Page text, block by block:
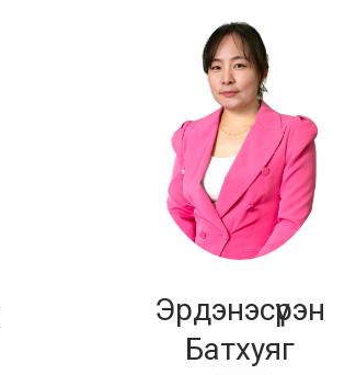
Эрдэнэсүрэн
Батхуяг